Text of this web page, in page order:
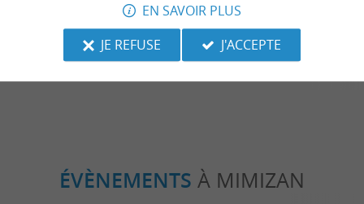
Le Top des activités gratuites à faire
avec les enfants dans les Landes !
106 m - Mimizan
vacances à
ÉVÈNEMENTS À MIMIZAN
EN SAVOIR PLUS
JE REFUSE
J'ACCEPTE